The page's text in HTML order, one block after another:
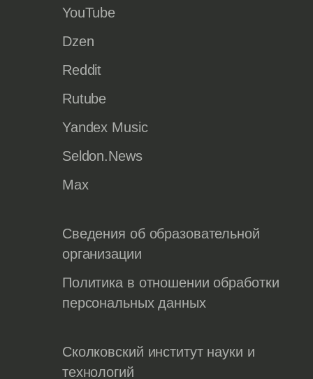
YouTube
Dzen
Reddit
Rutube
Yandex Music
Seldon.News
Max
Сведения об образовательной
организации
Политика в отношении обработки
персональных данных
Сколковский институт науки и
технологий